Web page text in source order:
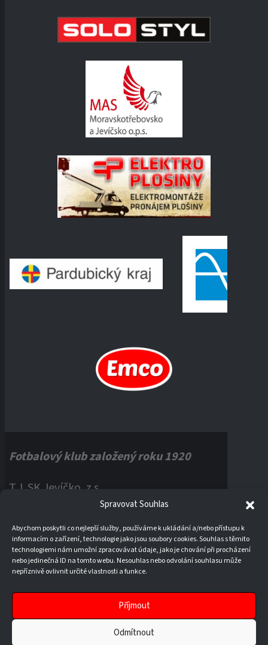
Spravovat Souhlas
Abychom poskytli co nejlepší služby, používáme k ukládání a/nebo přístupu k
informacím o zařízení, technologie jako jsou soubory cookies. Souhlas s těmito
technologiemi nám umožní zpracovávat údaje, jako je chování při procházení
nebo jedinečná ID na tomto webu. Nesouhlas nebo odvolání souhlasu může
nepříznivě ovlivnit určité vlastnosti a funkce.
Příjmout
Odmítnout
Fotbalový klub založený roku 1920
T.J. SK Jevíčko, z.s.
IČO:60121670